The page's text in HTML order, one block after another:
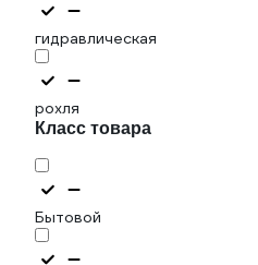
гидравлическая
рохля
Класс товара
Бытовой